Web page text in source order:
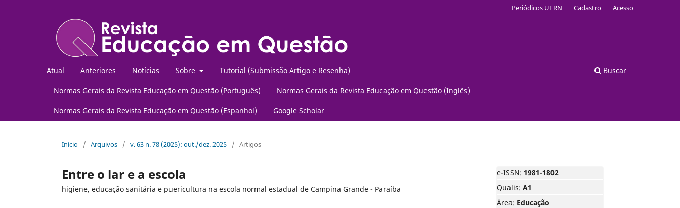
Atual Anteriores Notícias Sobre Tutorial (Submissão Artigo e Resenha)
Normas Gerais da Revista Educação em Questão (Português) Normas Gerais da Revista Educação em Questão (Inglês)
Normas Gerais da Revista Educação em Questão (Espanhol) Google Scholar
Buscar
Periódicos UFRN Cadastro Acesso
Início / Arquivos / v. 63 n. 78 (2025): out./dez. 2025 / Artigos
Entre o lar e a escola
higiene, educação sanitária e puericultura na escola normal estadual de Campina Grande - Paraíba
e-ISSN: 1981-1802
Qualis: A1
Área: Educação